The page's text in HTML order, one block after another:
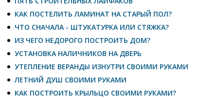
КАК ПОСТЕЛИТЬ ЛАМИНАТ НА СТАРЫЙ ПОЛ?
ЧТО СНАЧАЛА - ШТУКАТУРКА ИЛИ СТЯЖКА?
ИЗ ЧЕГО НЕДОРОГО ПОСТРОИТЬ ДОМ?
УСТАНОВКА НАЛИЧНИКОВ НА ДВЕРЬ
УТЕПЛЕНИЕ ВЕРАНДЫ ИЗНУТРИ СВОИМИ РУКАМИ
ЛЕТНИЙ ДУШ СВОИМИ РУКАМИ
КАК ПОСТРОИТЬ КРЫЛЬЦО СВОИМИ РУКАМИ?